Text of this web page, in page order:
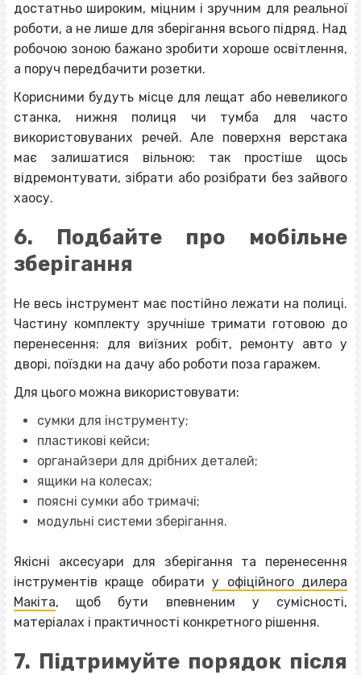
достатньо широким, міцним і зручним для реальної
роботи, а не лише для зберігання всього підряд. Над
робочою зоною бажано зробити хороше освітлення,
а поруч передбачити розетки.
Корисними будуть місце для лещат або невеликого
станка, нижня полиця чи тумба для часто
використовуваних речей. Але поверхня верстака
має залишатися вільною: так простіше щось
відремонтувати, зібрати або розібрати без зайвого
хаосу.
6. Подбайте про мобільне
зберігання
Не весь інструмент має постійно лежати на полиці.
Частину комплекту зручніше тримати готовою до
перенесення: для виїзних робіт, ремонту авто у
дворі, поїздки на дачу або роботи поза гаражем.
Для цього можна використовувати:
сумки для інструменту;
пластикові кейси;
органайзери для дрібних деталей;
ящики на колесах;
поясні сумки або тримачі;
модульні системи зберігання.
Якісні аксесуари для зберігання та перенесення
інструментів краще обиратиу офіційного дилера
Макіта, щоб бути впевненим у сумісності,
матеріалах і практичності конкретного рішення.
7. Підтримуйте порядок після